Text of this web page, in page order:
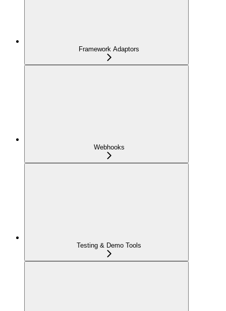
Framework Adaptors
Webhooks
Testing & Demo Tools